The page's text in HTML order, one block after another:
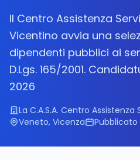
Il Centro Assistenza
Vicentino avvia una
dipendenti pubblici ai
D.Lgs. 165/2001.
2026
La C.A.S.A. Centro Assistenza
Veneto, Vicenza
Pubblicato